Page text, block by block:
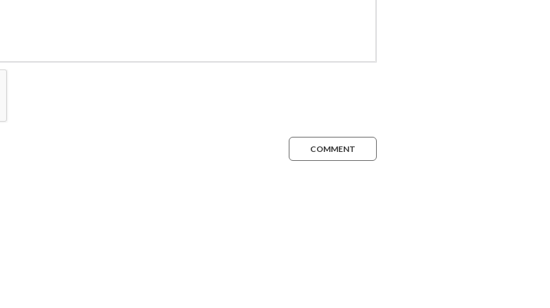
COMMENT